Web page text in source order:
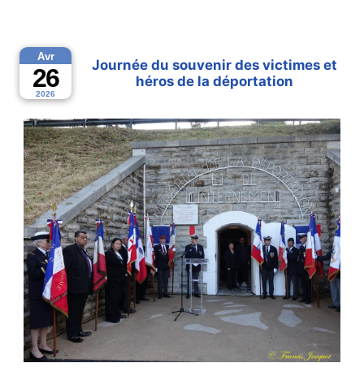
Journée du souvenir des victimes et
héros de la déportation
26
Avr
2026